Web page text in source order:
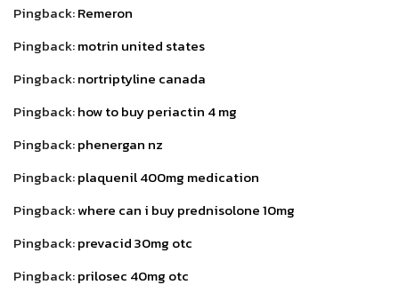
Pingback:Remeron
Pingback:motrin united states
Pingback:nortriptyline canada
Pingback:how to buy periactin 4 mg
Pingback:phenergan nz
Pingback:plaquenil 400mg medication
Pingback:where can i buy prednisolone 10mg
Pingback:prevacid 30mg otc
Pingback:prilosec 40mg otc